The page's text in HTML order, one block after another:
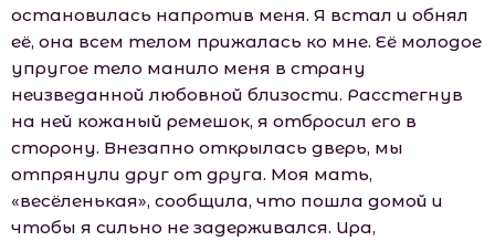
остановилась напротив меня. Я встал и обнял
её, она всем телом прижалась ко мне. Её молодое
упругое тело манило меня в страну
неизведанной любовной близости. Расстегнув
на ней кожаный ремешок, я отбросил его в
сторону. Внезапно открылась дверь, мы
отпрянули друг от друга. Моя мать,
«весёленькая», сообщила, что пошла домой и
чтобы я сильно не задерживался. Ира,